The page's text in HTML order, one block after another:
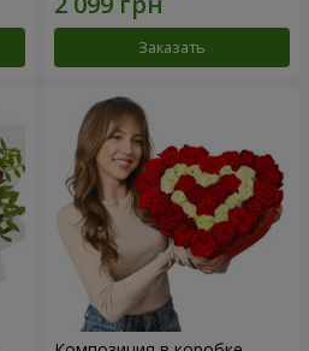
Заказать